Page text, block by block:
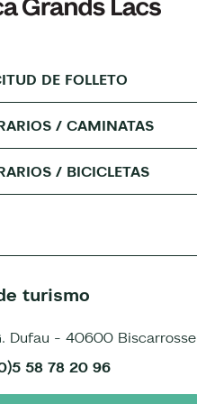
DE FOLLETO
/ CAMINATAS
/ BICICLETAS
turismo
Dufau - 40600 Biscarrosse
58 78 20 96